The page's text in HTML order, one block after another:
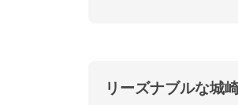
リーズナブルな城